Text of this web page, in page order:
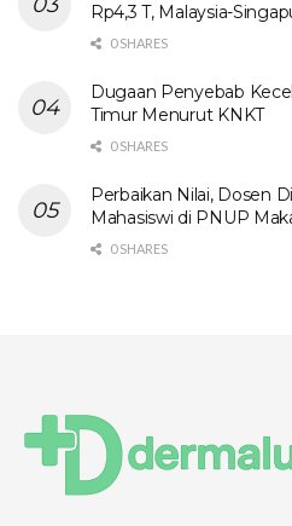
Rp4,3 T, Malaysia-
0 SHARES
Dugaan Penyebab
Timur Menurut KNKT
0 SHARES
Perbaikan Nilai, Dosen
Mahasiswi di PNUP
0 SHARES